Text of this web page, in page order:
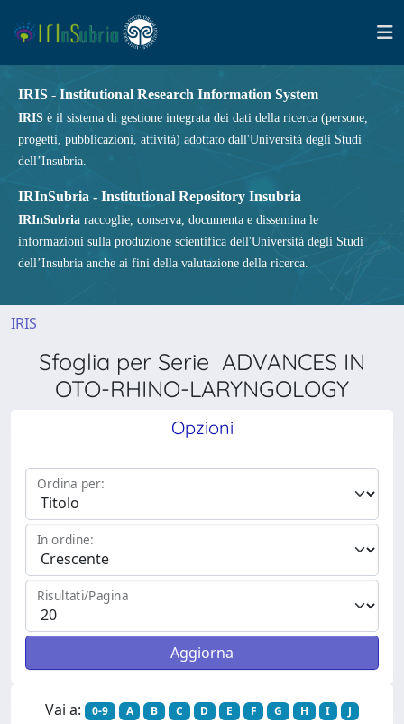
IRIS - Institutional Research Information System
IRIS è il sistema di gestione integrata dei dati della ricerca (persone,
progetti, pubblicazioni, attività) adottato dall'Università degli Studi
dell’Insubria.
IRInSubria - Institutional Repository Insubria
IRInSubria raccoglie, conserva, documenta e dissemina le
informazioni sulla produzione scientifica dell'Università degli Studi
dell’Insubria anche ai fini della valutazione della ricerca.
IRIS
Sfoglia per Serie ADVANCES IN
OTO-RHINO-LARYNGOLOGY
Opzioni
Ordina per:
In ordine:
Risultati/Pagina
Vai a: 0-9 A B C D E F G H I
J